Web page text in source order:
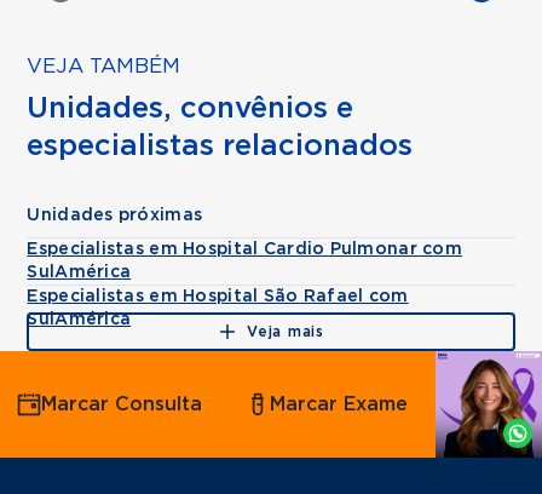
VEJA TAMBÉM
Unidades, convênios e
especialistas relacionados
Unidades próximas
Especialistas em Hospital Cardio Pulmonar com
SulAmérica
Especialistas em Hospital São Rafael com
SulAmérica
Veja mais
Agende
por
Whatsapp
Marcar Consulta Marcar Exame